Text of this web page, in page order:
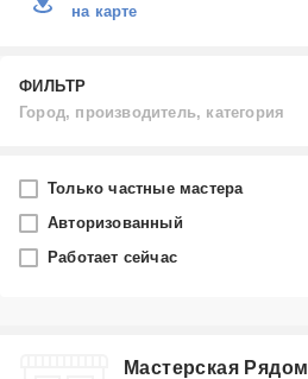
ЗАДАТЬ ВОПРОС МАСТЕРАМ
на карте
ФИЛЬТР
Город, производитель, категория
Ростов-на-Дону
Производитель
Только частные мастера
Авторизованный
Работает сейчас
Мастерская Рядом